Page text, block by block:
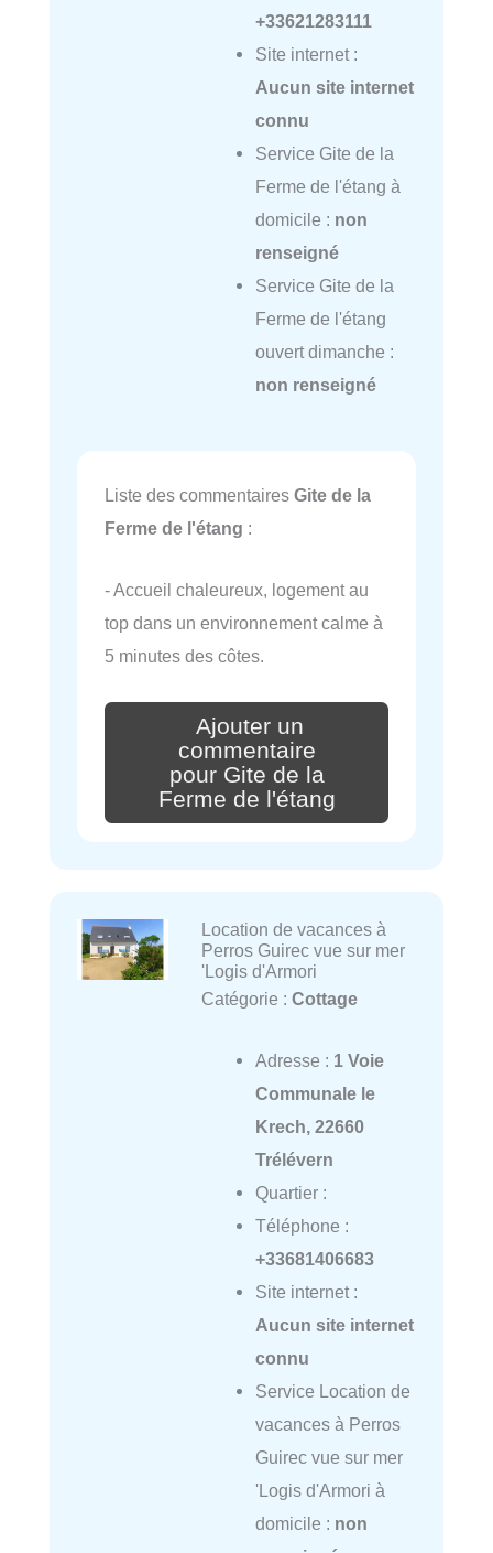
+33621283111
Site internet :
Aucun site internet
connu
Service Gite de la
Ferme de l'étang à
domicile : non
renseigné
Service Gite de la
Ferme de l'étang
ouvert dimanche :
non renseigné
Liste des commentaires Gite de la
Ferme de l'étang :
- Accueil chaleureux, logement au
top dans un environnement calme à
5 minutes des côtes.
Ajouter un
commentaire
pour Gite de la
Ferme de l'étang
Location de vacances à
Perros Guirec vue sur mer
'Logis d'Armori
Catégorie : Cottage
Adresse : 1 Voie
Communale le
Krech, 22660
Trélévern
Quartier :
Téléphone :
+33681406683
Site internet :
Aucun site internet
connu
Service Location de
vacances à Perros
Guirec vue sur mer
'Logis d'Armori à
domicile : non